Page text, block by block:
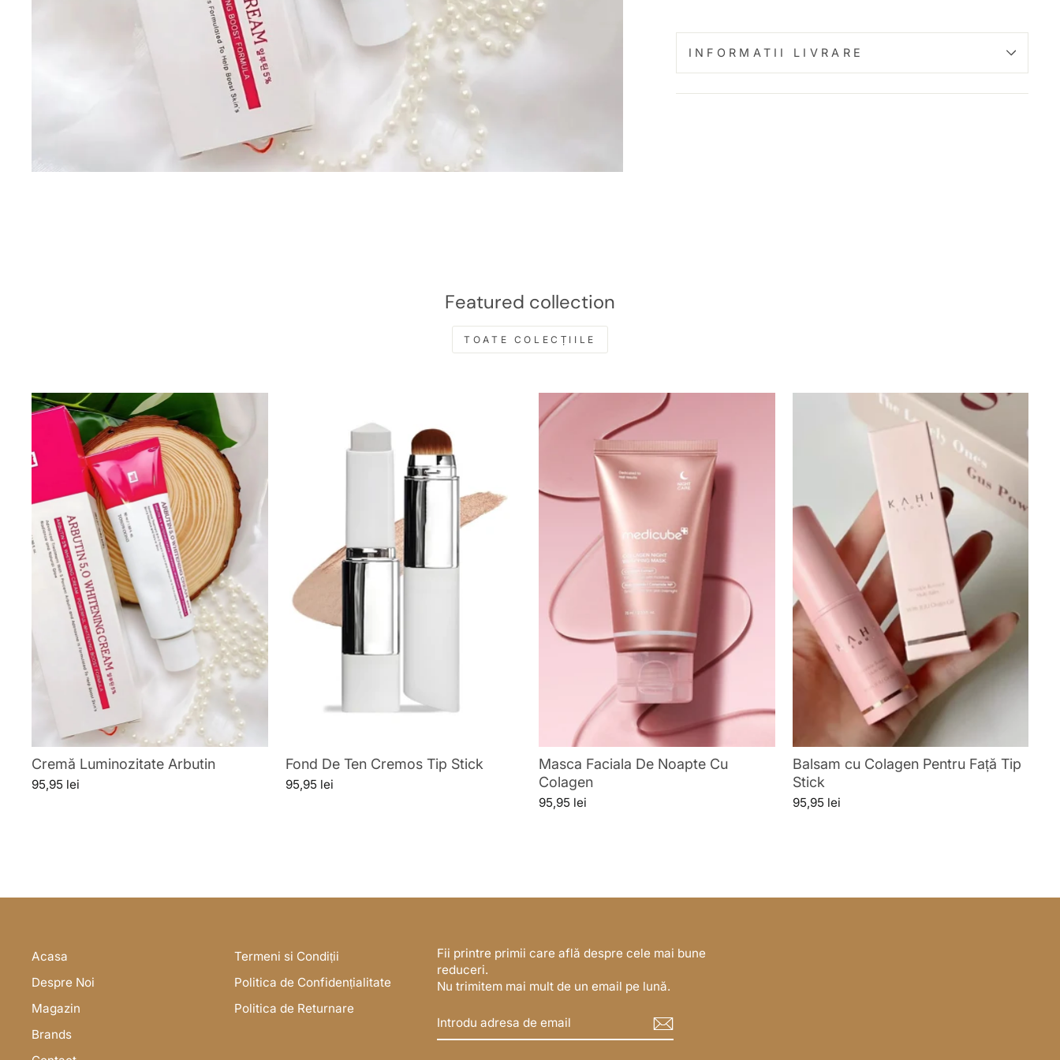
INFORMATII LIVRARE
Featured collection
TOATE COLECȚIILE
Cremă Luminozitate Arbutin
95,95 lei
Fond De Ten Cremos Tip Stick
95,95 lei
Masca Faciala De Noapte Cu
Colagen
95,95 lei
Balsam cu Colagen Pentru Față Tip
Stick
95,95 lei
Acasa
Despre Noi
Magazin
Brands
Termeni si Condiții
Politica de Confidențialitate
Politica de Returnare
Fii printre primii care află despre cele mai bune
reduceri.
Nu trimitem mai mult de un email pe lună.
ADRESA
DE
TE